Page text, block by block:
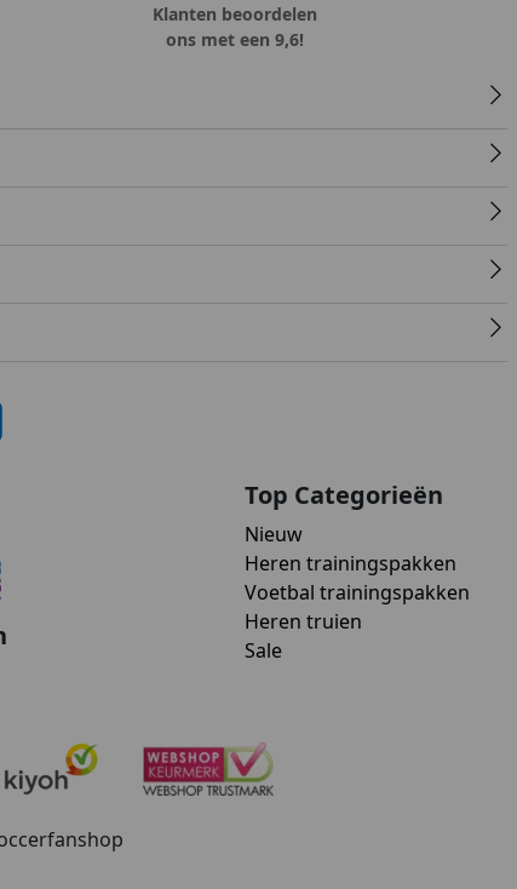
Klanten beoordelen
ons met een 9,6!
Top Categorieën
Nieuw
Heren trainingspakken
Voetbal trainingspakken
Heren truien
Sale